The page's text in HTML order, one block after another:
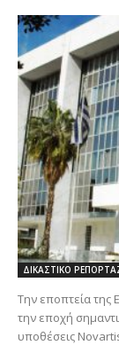
ΔΙΚΑΣΤΙΚΟ
Την εποπτεία της
την εποχή
υποθέσεις